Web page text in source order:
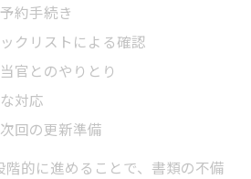
約手続き
クリストによる確認
官とのやりとり
対応
回の更新準備
階的に進めることで、書類の不備